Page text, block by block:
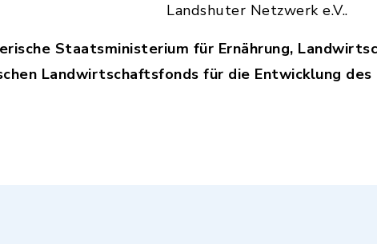
Landshuter Netzwerk e.V..
Staatsministerium für Ernährung,
Landwirtschaftsfonds für die Entwicklung des